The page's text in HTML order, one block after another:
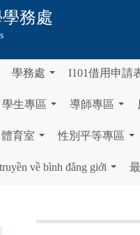
學務處
學務處 I101借用申請
學生專區 導師專區
體育室 性別平等專區
về bình đẳng giới